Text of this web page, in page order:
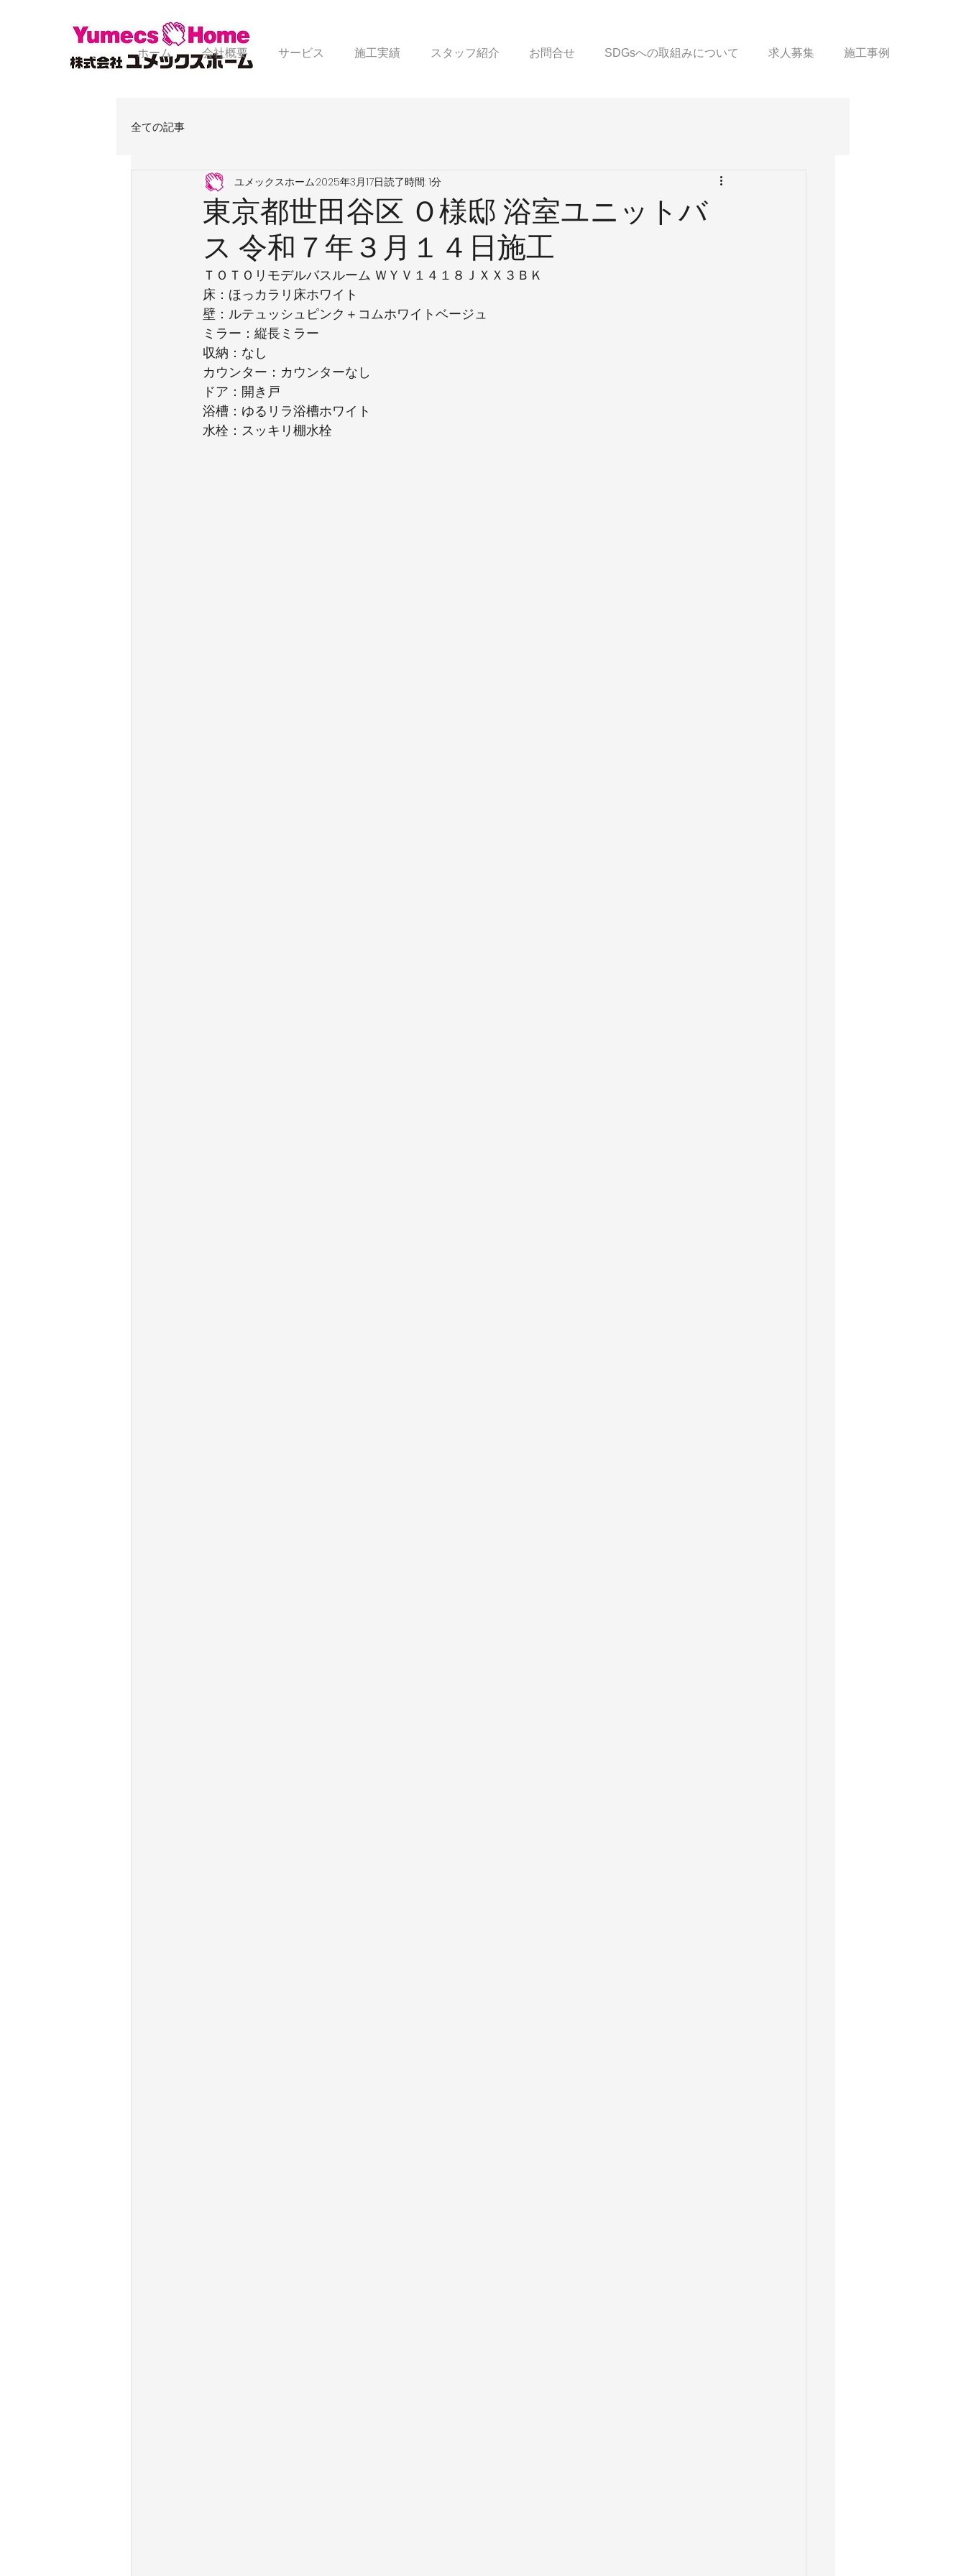
ホーム 会社概要 サービス 施工実績 スタッフ紹介 お問合せ SDGsへの取組みについて 求人募集 施工事例
全ての記事
東京都世田谷区 Ｏ様邸 浴室ユニットバ
ス 令和７年３月１４日施工
ユメックスホーム2025年3月17日読了時間: 1分
ＴＯＴＯリモデルバスルーム ＷＹＶ１４１８ＪＸＸ３ＢＫ
床：ほっカラリ床ホワイト
壁：ルテュッシュピンク＋コムホワイトベージュ
ミラー：縦長ミラー
収納：なし
カウンター：カウンターなし
ドア：開き戸
浴槽：ゆるリラ浴槽ホワイト
水栓：スッキリ棚水栓